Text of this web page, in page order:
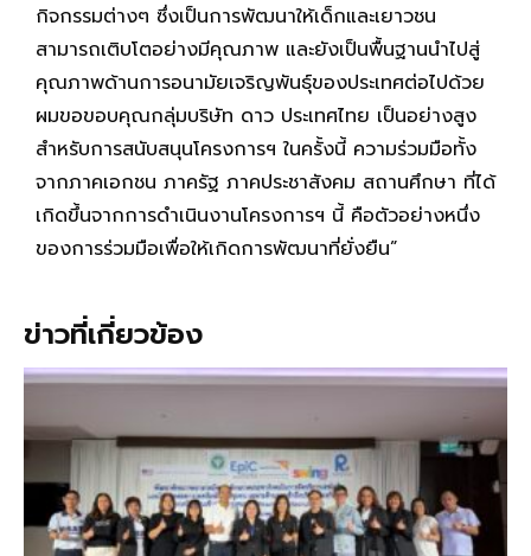
กิจกรรมต่างๆ ซึ่งเป็นการพัฒนาให้เด็กและเยาวชน
สามารถเติบโตอย่างมีคุณภาพ และยังเป็นพื้นฐานนำไปสู่
คุณภาพด้านการอนามัยเจริญพันธุ์ของประเทศต่อไปด้วย
ผมขอขอบคุณกลุ่มบริษัท ดาว ประเทศไทย เป็นอย่างสูง
สำหรับการสนับสนุนโครงการฯ ในครั้งนี้ ความร่วมมือทั้ง
จากภาคเอกชน ภาครัฐ ภาคประชาสังคม สถานศึกษา ที่ได้
เกิดขึ้นจากการดำเนินงานโครงการฯ นี้ คือตัวอย่างหนึ่ง
ของการร่วมมือเพื่อให้เกิดการพัฒนาที่ยั่งยืน”
ข่าวที่เกี่ยวข้อง